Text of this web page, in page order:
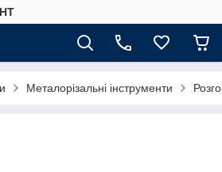
Металорізальні інструменти